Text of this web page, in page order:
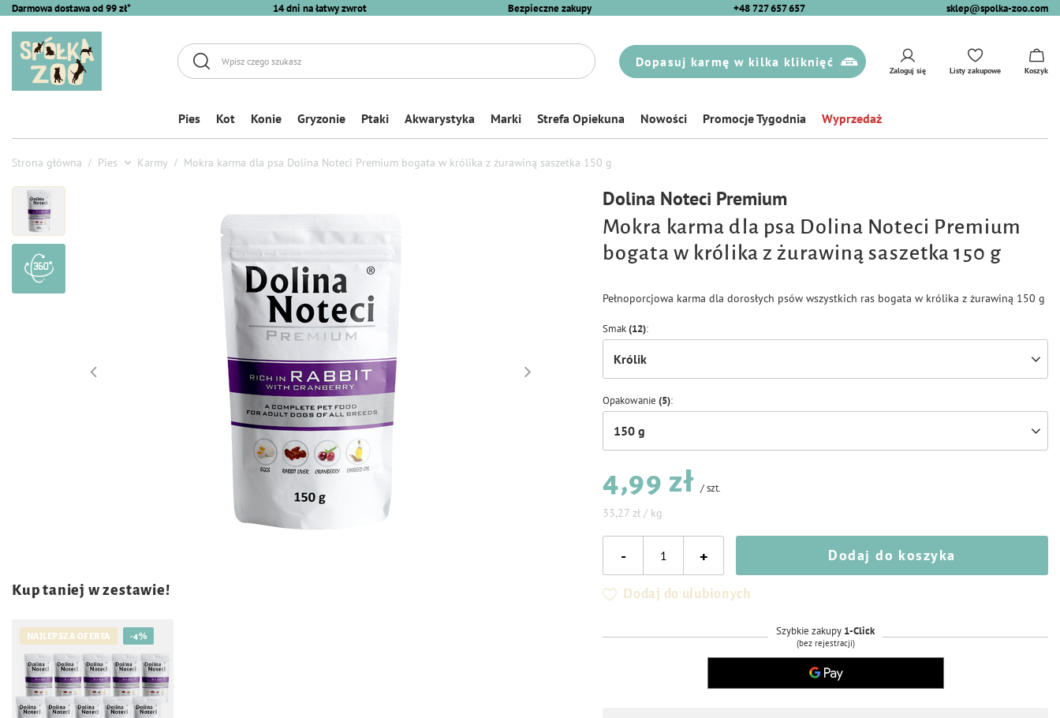
Darmowa dostawa od 99 zł* 14 dni na łatwy zwrot Bezpieczne zakupy +48 727 657 657 sklep@spolka-zoo.com
Dopasuj karmę w kilka kliknięć
Zaloguj się Listy zakupowe Koszyk
Pies Kot Konie Gryzonie Ptaki Akwarystyka Marki Strefa Opiekuna Nowości Promocje Tygodnia Wyprzedaż
Strona główna Pies Karmy Mokra karma dla psa Dolina Noteci Premium bogata w królika z żurawiną saszetka 150 g
Dolina Noteci Premium
Mokra karma dla psa Dolina Noteci Premium
bogata w królika z żurawiną saszetka 150 g
Pełnoporcjowa karma dla dorosłych psów wszystkich ras bogata w królika z żurawiną 150 g
Smak(12)
Królik
Opakowanie (5)
150 g
4,99 zł /szt.
33,27 zł / kg
- + Dodaj do koszyka
Dodaj do ulubionych
Szybkie zakupy 1-Click
(bez rejestracji)
Kup taniej w zestawie!
NAJLEPSZA OFERTA -4%